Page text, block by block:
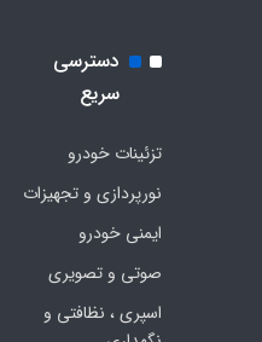
دسترسی
سریع
تزئینات خودرو
نورپردازی و تجهیزات
ایمنی خودرو
صوتی و تصویری
اسپری ، نظافتی و